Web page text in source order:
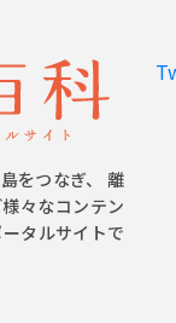
をつなぎ、 離
々なコンテン
タルサイトで